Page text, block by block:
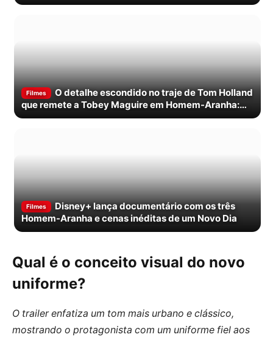
Filmes
O detalhe escondido no traje de Tom Holland
que remete a Tobey Maguire em Homem-Aranha:
Um Novo Dia
Filmes
Disney+ lança documentário com os três
Homem-Aranha e cenas inéditas de um Novo Dia
Qual é o conceito visual do novo
uniforme?
O trailer enfatiza um tom mais urbano e clássico,
mostrando o protagonista com um uniforme fiel aos